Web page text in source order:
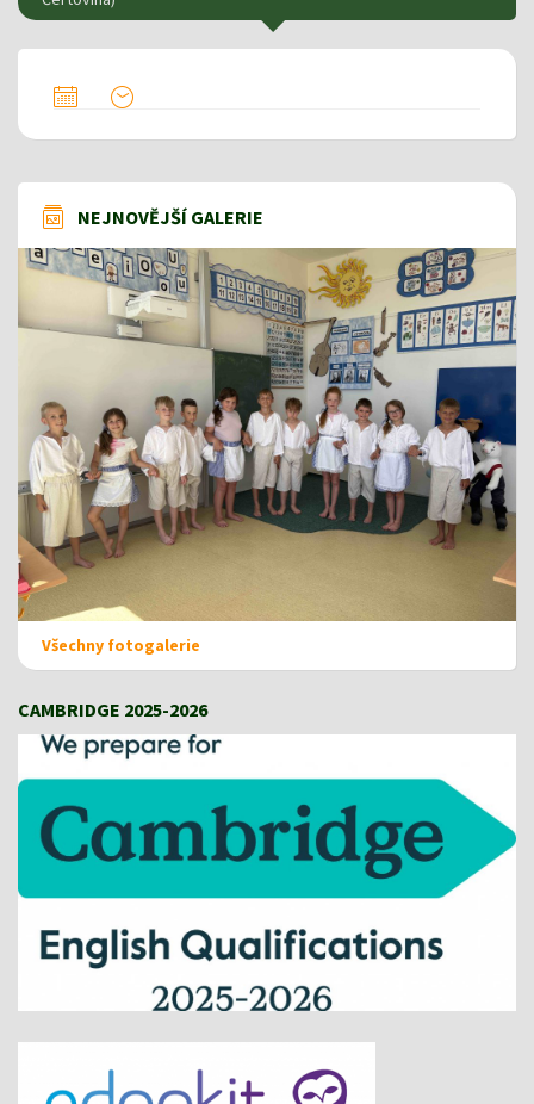
NEJNOVĚJŠÍ GALERIE
Všechny fotogalerie
CAMBRIDGE 2025-2026